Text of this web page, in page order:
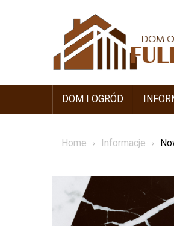
DOM I OGRÓD
Home Informacje